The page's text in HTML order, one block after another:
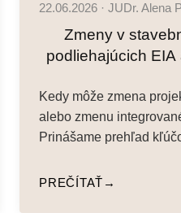
22.06.2026 · JUDr. Alena
Zmeny v
podliehajúcich
procesné a
novej
Kedy môže zmena
alebo zmenu
Prinášame prehľad
PREČÍTAŤ